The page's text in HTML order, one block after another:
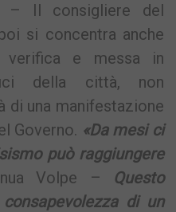
Il consigliere del
si concentra anche
verifica e messa in
della città, non
di una manifestazione
Governo. «Da mesi ci
può raggiungere
Volpe –
Questo
di un